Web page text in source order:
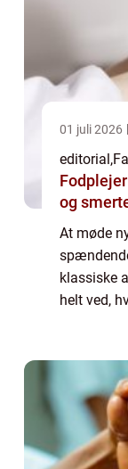
01 juli 2026
editorial,
Fodplejer søborg
og
At møde
klassiske
helt ved,